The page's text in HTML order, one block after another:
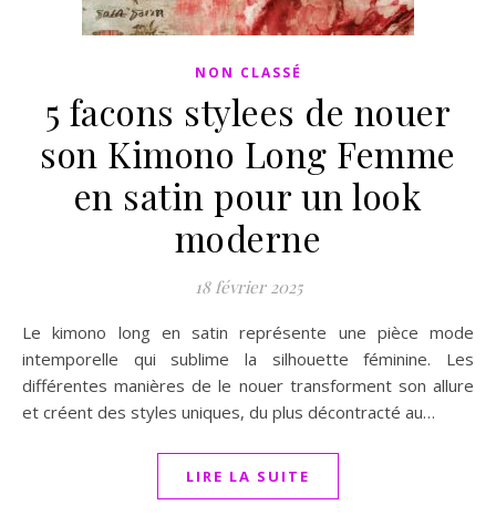
NON CLASSÉ
5 facons stylees de nouer
son Kimono Long Femme
en satin pour un look
moderne
18 février 2025
Le kimono long en satin représente une pièce mode
intemporelle qui sublime la silhouette féminine. Les
différentes manières de le nouer transforment son allure
et créent des styles uniques, du plus décontracté au…
LIRE LA SUITE